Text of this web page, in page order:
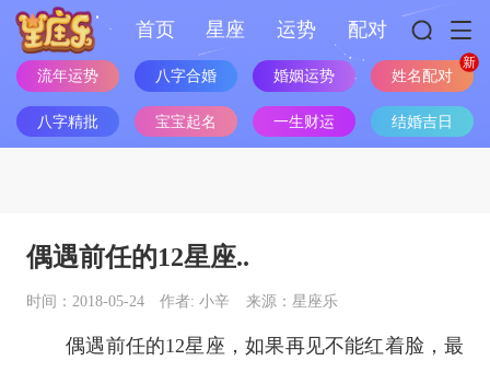
首页 星座 运势 配对
流年运势 八字合婚 婚姻运势 姓名配对
八字精批 宝宝起名 一生财运 结婚吉日
偶遇前任的12星座..
时间：2018-05-24 作者: 小辛 来源：星座乐
偶遇前任的12星座 ，如果再见不能红着脸，最